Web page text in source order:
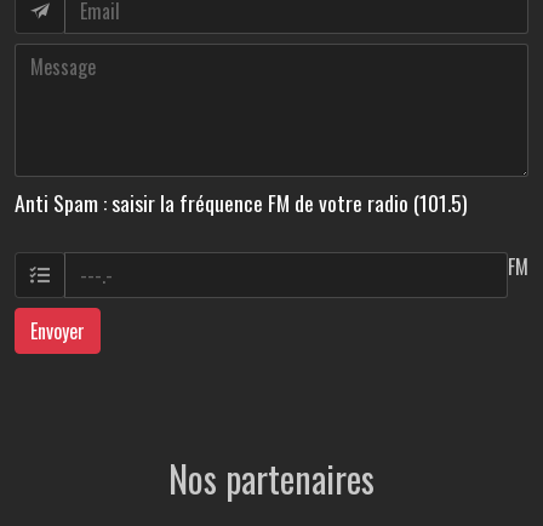
Anti Spam : saisir la fréquence FM de votre radio (101.5)
FM
Envoyer
Nos partenaires